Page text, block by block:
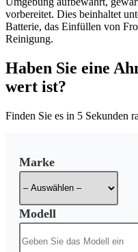
vorbereitet. Dies beinhaltet
Batterie, das Einfüllen von
Reinigung.
Haben Sie eine
wert ist?
Finden Sie es in 5 Sekunden
Marke
Modell